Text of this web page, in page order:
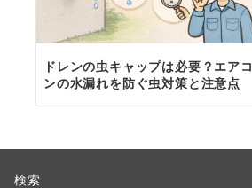
ドレンの虫キャップは必要？エアコ
ンの水漏れを防ぐ虫対策と注意点
検索